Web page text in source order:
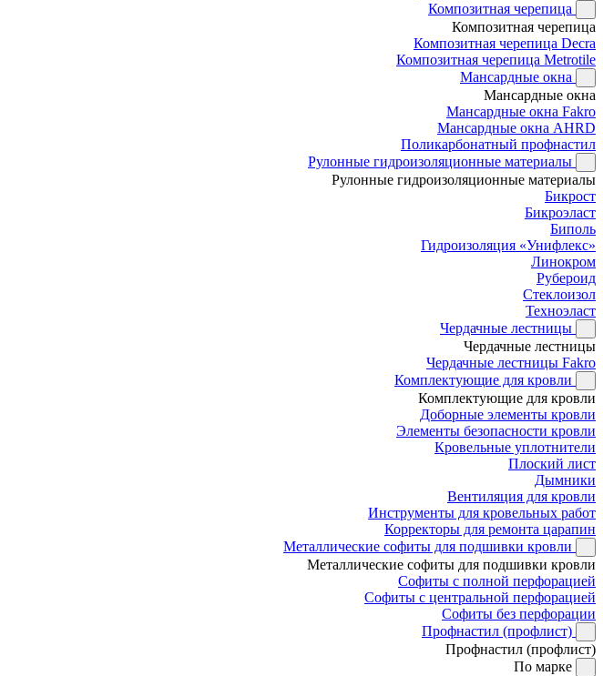
Композитная черепица
Композитная черепица
Композитная черепица Decra
Композитная черепица Metrotile
Мансардные окна
Мансардные окна
Мансардные окна Fakro
Мансардные окна AHRD
Поликарбонатный профнастил
Рулонные гидроизоляционные материалы
Рулонные гидроизоляционные материалы
Бикрост
Бикроэласт
Биполь
Гидроизоляция «Унифлекс»
Линокром
Рубероид
Стеклоизол
Техноэласт
Чердачные лестницы
Чердачные лестницы
Чердачные лестницы Fakro
Комплектующие для кровли
Комплектующие для кровли
Доборные элементы кровли
Элементы безопасности кровли
Кровельные уплотнители
Плоский лист
Дымники
Вентиляция для кровли
Инструменты для кровельных работ
Корректоры для ремонта царапин
Металлические софиты для подшивки кровли
Металлические софиты для подшивки кровли
Софиты с полной перфорацией
Софиты с центральной перфорацией
Софиты без перфорации
Профнастил (профлист)
Профнастил (профлист)
По марке